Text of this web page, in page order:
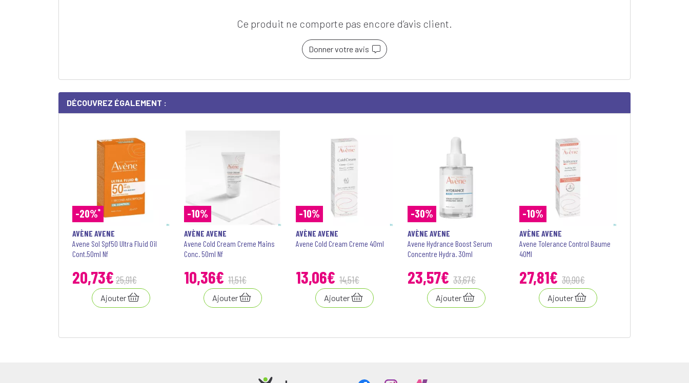
Ce produit ne comporte pas encore d’avis client.
Donner votre avis
DÉCOUVREZ ÉGALEMENT :
-20%*
AVÈNE AVENE
Avene Sol Spf50 Ultra Fluid Oil
Cont.50ml Nf
20,73€ 25,91€
Ajouter
-10%
AVÈNE AVENE
Avene Cold Cream Creme Mains
Conc. 50ml Nf
10,36€ 11,51€
Ajouter
-10%
AVÈNE AVENE
Avene Cold Cream Creme 40ml
13,06€ 14,51€
Ajouter
-30%
AVÈNE AVENE
Avene Hydrance Boost Serum
Concentre Hydra. 30ml
23,57€ 33,67€
Ajouter
-10%
AVÈNE AVENE
Avene Tolerance Control Baume
40Ml
27,81€ 30,90€
Ajouter